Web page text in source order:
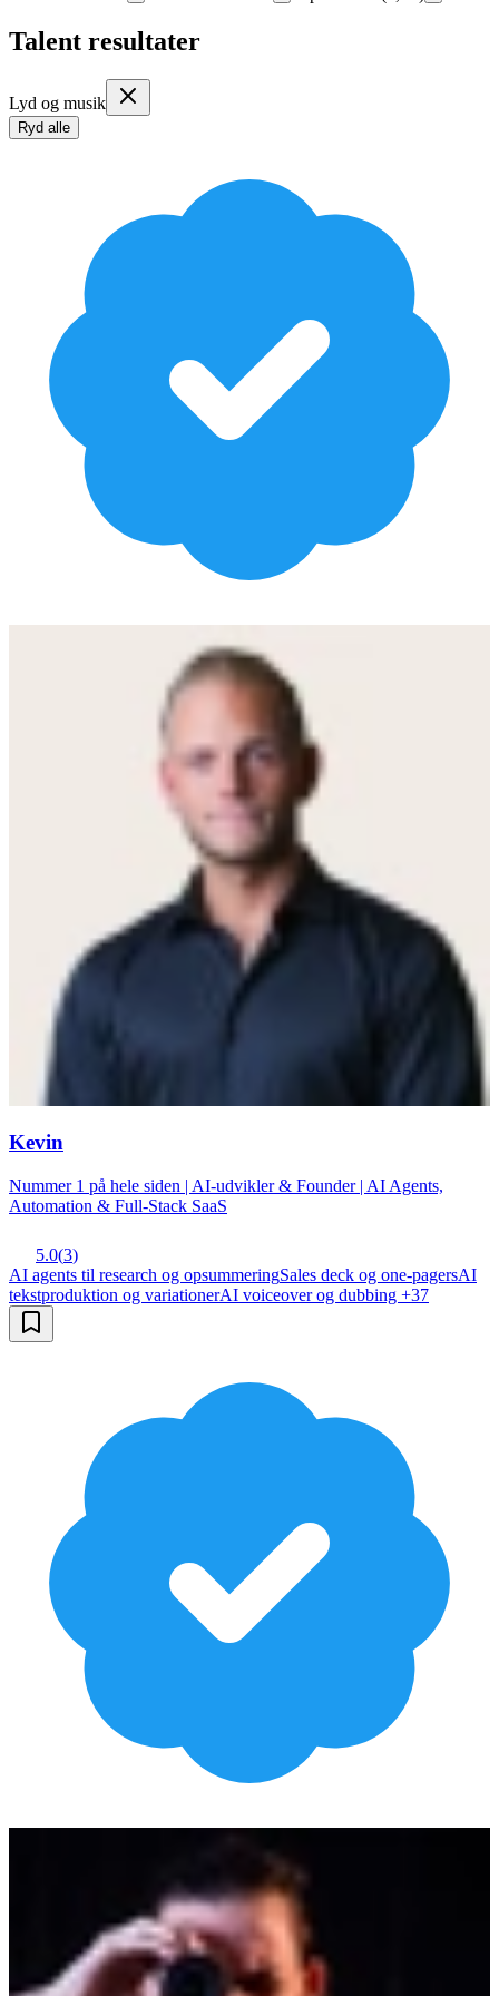
Talent resultater
Lyd og musik
Ryd alle
Kevin
Nummer 1 på hele siden | AI-udvikler & Founder | AI Agents,
Automation & Full-Stack SaaS
5.0(3)
AI agents til research og opsummeringSales deck og one-pagersAI
tekstproduktion og variationerAI voiceover og dubbing +37